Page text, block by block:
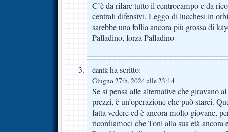
C’è da rifare tutto il centrocampo e da
centrali difensivi. Leggo di lucchesi in
sarebbe una follia ancora più grossa di
Palladino, forza Palladino
danik ha scritto:
Giugno 27th, 2024 alle 23:14
Se si pensa alle alternative che giravano
prezzi, è un’operazione che può starci.
fatta vedere ed è ancora molto giovane,
ricordiamoci che Toni alla sua età ancora